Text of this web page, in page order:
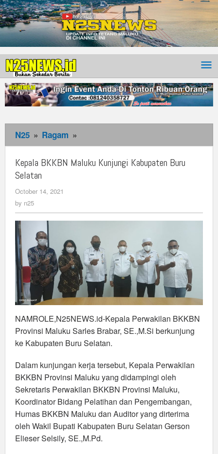
N25 » Ragam »
BKKBN
Maluku
Kunjungi
Kepala BKKBN Maluku Kunjungi Kabupaten Buru
Selatan
October 14, 2021
by n25
NAMROLE,N25NEWS.id-Kepala Perwakilan BKKBN
Provinsi Maluku Sarles Brabar, SE.,M.Si berkunjung
ke Kabupaten Buru Selatan.
Dalam kunjungan kerja tersebut, Kepala Perwakilan
BKKBN Provinsi Maluku yang didampingi oleh
Sekretaris Perwakilan BKKBN Provinsi Maluku,
Koordinator Bidang Pelatihan dan Pengembangan,
Humas BKKBN Maluku dan Auditor yang dirterima
oleh Wakil Bupati Kabupaten Buru Selatan Gerson
Elieser Selsily, SE.,M.Pd.